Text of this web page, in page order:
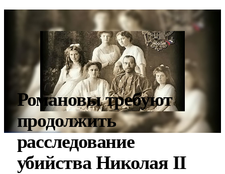
Романовы требуют
продолжить
расследование
убийства Николая II